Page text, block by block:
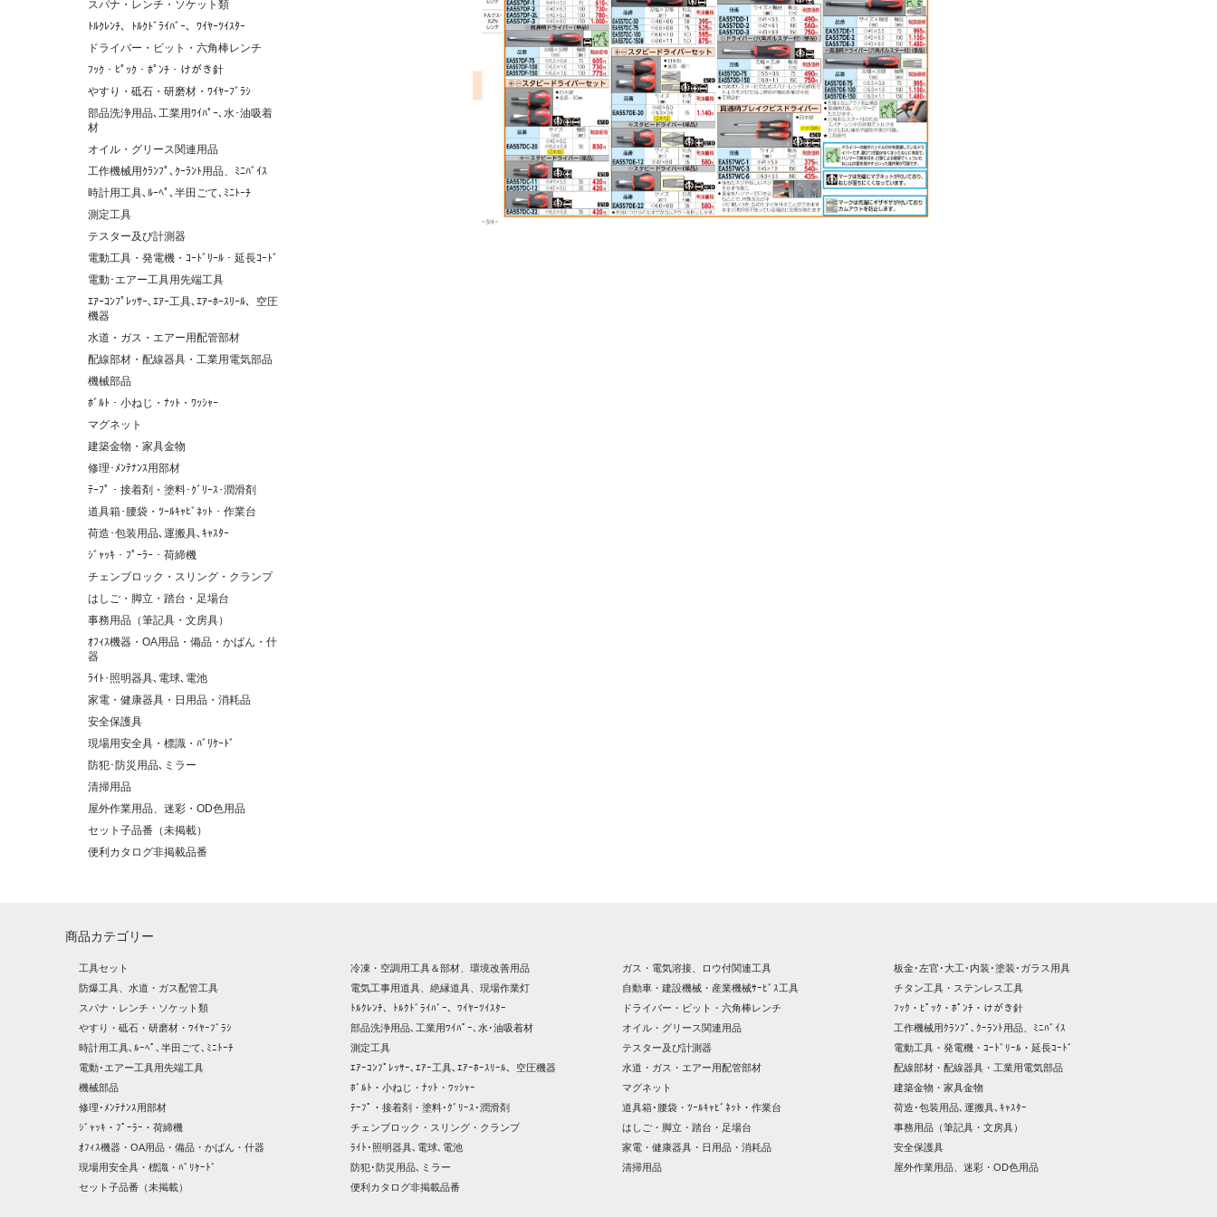
スパナ・レンチ・ソケット類
ﾄﾙｸﾚﾝﾁ、ﾄﾙｸﾄﾞﾗｲﾊﾞｰ、ﾜｲﾔｰﾂｲｽﾀｰ
ドライバー・ビット・六角棒レンチ
ﾌｯｸ・ﾋﾟｯｸ・ﾎﾟﾝﾁ・けがき針
やすり・砥石・研磨材・ﾜｲﾔｰﾌﾞﾗｼ
部品洗浄用品､工業用ﾜｲﾊﾟｰ､水･油吸着
材
オイル・グリース関連用品
工作機械用ｸﾗﾝﾌﾟ､ｸｰﾗﾝﾄ用品、ﾐﾆﾊﾞｲｽ
時計用工具､ﾙｰﾍﾟ､半田ごて､ﾐﾆﾄｰﾁ
測定工具
テスター及び計測器
電動工具・発電機・ｺｰﾄﾞﾘｰﾙ・延長ｺｰﾄﾞ
電動･エアー工具用先端工具
ｴｱｰｺﾝﾌﾟﾚｯｻｰ､ｴｱｰ工具､ｴｱｰﾎｰｽﾘｰﾙ、空圧
機器
水道・ガス・エアー用配管部材
配線部材・配線器具・工業用電気部品
機械部品
ﾎﾞﾙﾄ・小ねじ・ﾅｯﾄ・ﾜｯｼｬｰ
マグネット
建築金物・家具金物
修理･ﾒﾝﾃﾅﾝｽ用部材
ﾃｰﾌﾟ・接着剤・塗料･ｸﾞﾘｰｽ･潤滑剤
道具箱･腰袋・ﾂｰﾙｷｬﾋﾞﾈｯﾄ・作業台
荷造･包装用品､運搬具､ｷｬｽﾀｰ
ｼﾞｬｯｷ・ﾌﾟｰﾗｰ・荷締機
チェンブロック・スリング・クランプ
はしご・脚立・踏台・足場台
事務用品（筆記具・文房具）
ｵﾌｨｽ機器・OA用品・備品・かばん・什
器
ﾗｲﾄ･照明器具､電球､電池
家電・健康器具・日用品・消耗品
安全保護具
現場用安全具・標識・ﾊﾞﾘｹｰﾄﾞ
防犯･防災用品､ミラー
清掃用品
屋外作業用品、迷彩・OD色用品
セット子品番（未掲載）
便利カタログ非掲載品番
商品カテゴリー
工具セット 冷凍・空調用工具＆部材、環境改善用品 ガス・電気溶接、ロウ付関連工具
板金･左官･大工･内装･塗装･ガラス用具
防爆工具、水道・ガス配管工具
電気工事用道具、絶縁道具、現場作業灯 自動車・建設機械・産業機械ｻｰﾋﾞｽ工具
チタン工具・ステンレス工具
スパナ・レンチ・ソケット類
ﾄﾙｸﾚﾝﾁ、ﾄﾙｸﾄﾞﾗｲﾊﾞｰ、ﾜｲﾔｰﾂｲｽﾀｰ ドライバー・ビット・六角棒レンチ
ﾌｯｸ・ﾋﾟｯｸ・ﾎﾟﾝﾁ・けがき針
やすり・砥石・研磨材・ﾜｲﾔｰﾌﾞﾗｼ
部品洗浄用品､工業用ﾜｲﾊﾟｰ､水･油吸着材 オイル・グリース関連用品
工作機械用ｸﾗﾝﾌﾟ､ｸｰﾗﾝﾄ用品、ﾐﾆﾊﾞｲｽ
時計用工具､ﾙｰﾍﾟ､半田ごて､ﾐﾆﾄｰﾁ
測定工具 テスター及び計測器
電動工具・発電機・ｺｰﾄﾞﾘｰﾙ・延長ｺｰﾄﾞ
電動･エアー工具用先端工具
ｴｱｰｺﾝﾌﾟﾚｯｻｰ､ｴｱｰ工具､ｴｱｰﾎｰｽﾘｰﾙ、空圧機器 水道・ガス・エアー用配管部材
配線部材・配線器具・工業用電気部品
機械部品
ﾎﾞﾙﾄ・小ねじ・ﾅｯﾄ・ﾜｯｼｬｰ マグネット
建築金物・家具金物
修理･ﾒﾝﾃﾅﾝｽ用部材
ﾃｰﾌﾟ・接着剤・塗料･ｸﾞﾘｰｽ･潤滑剤 道具箱･腰袋・ﾂｰﾙｷｬﾋﾞﾈｯﾄ・作業台
荷造･包装用品､運搬具､ｷｬｽﾀｰ
ｼﾞｬｯｷ・ﾌﾟｰﾗｰ・荷締機
チェンブロック・スリング・クランプ はしご・脚立・踏台・足場台
事務用品（筆記具・文房具）
ｵﾌｨｽ機器・OA用品・備品・かばん・什器
ﾗｲﾄ･照明器具､電球､電池 家電・健康器具・日用品・消耗品
安全保護具
現場用安全具・標識・ﾊﾞﾘｹｰﾄﾞ
防犯･防災用品､ミラー 清掃用品
屋外作業用品、迷彩・OD色用品
セット子品番（未掲載）
便利カタログ非掲載品番